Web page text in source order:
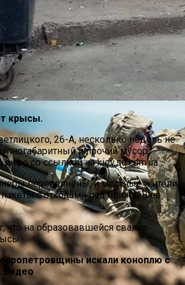
Какую Зарплату Могут
Украинцы За Рубежом:
Для Беженцев
Реакция На Тарифы
Что Стоит На Кону
Но Выгодно: В США Запрет На
Приняли Только Сейчас
Рассказали О Самых
Событиях Выходных
крысы.
26-А, несколько недель не
и прочий мусор,
со ссылкой на kiev.sq.com.ua.
переполнены, и местные жители
с отходами под ближайшее
что на образовавшейся свалке
искали коноплю с
Видео